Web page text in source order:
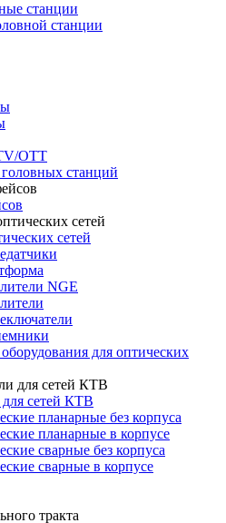
станции
станции
OTT
станций
сетей
NGE
для оптических
сетей КТВ
планарные без корпуса
планарные в корпусе
сварные без корпуса
сварные в корпусе